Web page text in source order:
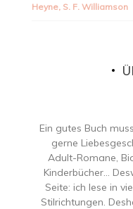
Heyne, S. F. Williamson
Ein gutes Buch
gerne
Adult-Romane,
Kinderbücher…
Seite: ich lese in
Stilrichtungen.